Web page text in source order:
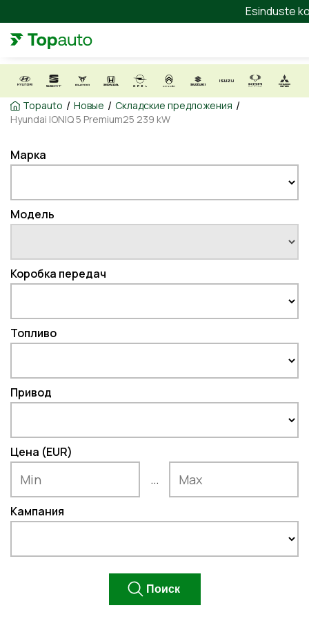
Esinduste
Topauto / Новые / Складские предложения /
Hyundai IONIQ 5 Premium25 239 kW
Марка
Модель
Коробка передач
Топливо
Привод
Цена (EUR)
...
Кампания